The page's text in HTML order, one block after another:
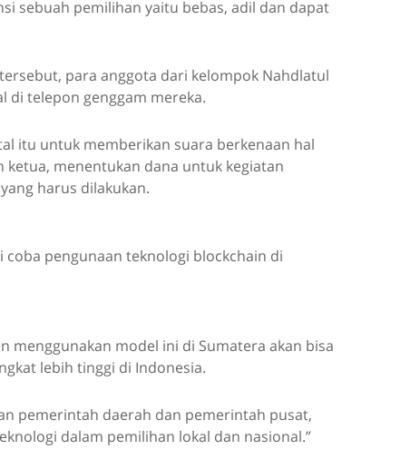
sebuah pemilihan yaitu bebas, adil dan dapat
para anggota dari kelompok Nahdlatul
di telepon genggam mereka.
itu untuk memberikan suara berkenaan hal
menentukan dana untuk kegiatan
harus dilakukan.
pengunaan teknologi blockchain di
menggunakan model ini di Sumatera akan bisa
lebih tinggi di Indonesia.
pemerintah daerah dan pemerintah pusat,
dalam pemilihan lokal dan nasional.”